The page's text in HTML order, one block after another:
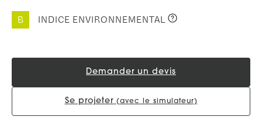
B INDICE ENVIRONNEMENTAL
Demander un devis
Se projeter (avec le simulateur)